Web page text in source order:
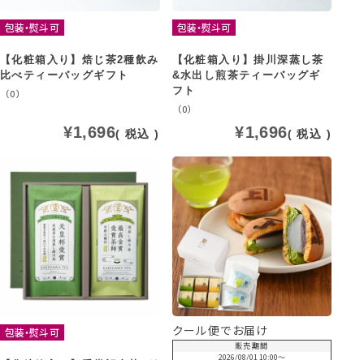
包装・熨斗可
【化粧箱入り】焙じ茶2種飲み
比べティーバッグギフト
（0）
¥1,696 税込
包装・熨斗可
【化粧箱入り】掛川深蒸し茶
&水出し煎茶ティーバッグギ
フト
（0）
¥1,696 税込
包装・熨斗可 クール便でお届け
販売期間
2026/08/01 10:00〜